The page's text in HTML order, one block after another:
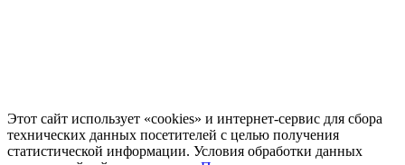
Этот сайт использует «cookies» и интернет-сервис для сбора
технических данных посетителей с целью получения
статистической информации. Условия обработки данных